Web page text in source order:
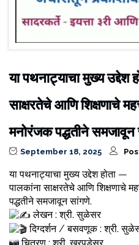
या पथनाट्याचा मुख्य उद्देश
साक्षरतेचे आणि शिक्षणाचे
मनोरंजक पद्धतीने समजावून
September 18, 2025
या पथनाट्याचा मुख्य उद्देश होता —
पालकांना साक्षरतेचे आणि शिक्षणाचे
पद्धतीने समजावून सांगणे.
लेखन : श्री. सुळेसर
दिग्दर्शन / बसवणूक : श्री.
चित्रण : श्री. खरपडेसर